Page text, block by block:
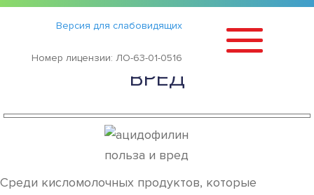
Версия для слабовидящих
Номер лицензии: ЛО-63-01-0516
Статьи ›
АЦИДОФИЛИН — ПОЛЬЗА И
ВРЕД
Среди кисломолочных продуктов, которые